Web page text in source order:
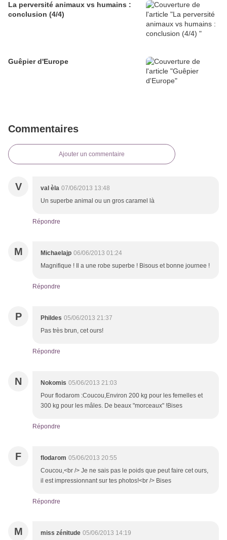
La perversité animaux vs humains :
conclusion (4/4)
Guêpier d'Europe
Commentaires
Ajouter un commentaire
V val èla 07/06/2013 13:48
Un superbe animal ou un gros caramel là
Répondre
M Michaelajp 06/06/2013 01:24
Magnifique ! Il a une robe superbe ! Bisous et bonne journee !
Répondre
P Phildes 05/06/2013 21:37
Pas très brun, cet ours!
Répondre
N Nokomis 05/06/2013 21:03
Pour flodarom :Coucou,Environ 200 kg pour les femelles et
300 kg pour les mâles. De beaux "morceaux" !Bises
Répondre
F flodarom 05/06/2013 20:55
Coucou,<br /> Je ne sais pas le poids que peut faire cet ours,
il est impressionnant sur tes photos!<br /> Bises
Répondre
M miss zénitude 05/06/2013 14:19